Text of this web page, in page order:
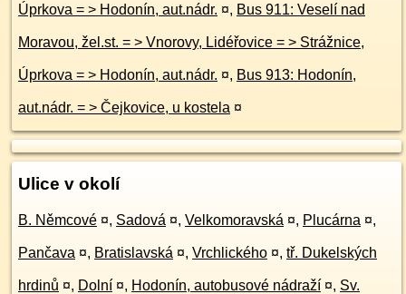
Úprkova = > Hodonín, aut.nádr. ¤, Bus 911: Veselí nad
Moravou, žel.st. = > Vnorovy, Lidéřovice = > Strážnice,
Úprkova = > Hodonín, aut.nádr. ¤, Bus 913: Hodonín,
aut.nádr. = > Čejkovice, u kostela ¤
Ulice v okolí
B. Němcové ¤, Sadová ¤, Velkomoravská ¤, Plucárna ¤,
Pančava ¤, Bratislavská ¤, Vrchlického ¤, tř. Dukelských
hrdinů ¤, Dolní ¤, Hodonín, autobusové nádraží ¤, Sv.